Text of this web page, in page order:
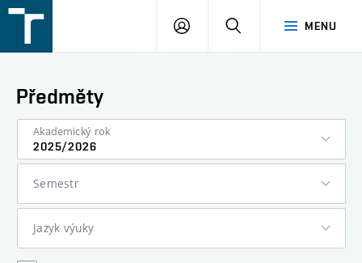
v
MENU
PŘIHLÁŠENÍ
Předměty
Akademický rok
2025/2026
Semestr
Jazyk výuky